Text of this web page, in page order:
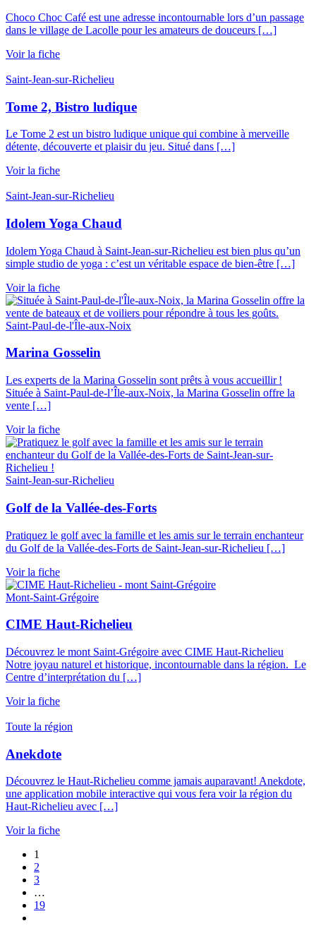
Choco Choc Café est une adresse incontournable lors d’un passage
dans le village de Lacolle pour les amateurs de douceurs […]
Voir la fiche
Saint-Jean-sur-Richelieu
Tome 2, Bistro ludique
Le Tome 2 est un bistro ludique unique qui combine à merveille
détente, découverte et plaisir du jeu. Situé dans […]
Voir la fiche
Saint-Jean-sur-Richelieu
Idolem Yoga Chaud
Idolem Yoga Chaud à Saint-Jean-sur-Richelieu est bien plus qu’un
simple studio de yoga : c’est un véritable espace de bien-être […]
Voir la fiche
Saint-Paul-de-l'Île-aux-Noix
Marina Gosselin
Les experts de la Marina Gosselin sont prêts à vous accueillir !
Située à Saint-Paul-de-l’Île-aux-Noix, la Marina Gosselin offre la
vente […]
Voir la fiche
Saint-Jean-sur-Richelieu
Golf de la Vallée-des-Forts
Pratiquez le golf avec la famille et les amis sur le terrain enchanteur
du Golf de la Vallée-des-Forts de Saint-Jean-sur-Richelieu […]
Voir la fiche
Mont-Saint-Grégoire
CIME Haut-Richelieu
Découvrez le mont Saint-Grégoire avec CIME Haut-Richelieu
Notre joyau naturel et historique, incontournable dans la région. Le
Centre d’interprétation du […]
Voir la fiche
Toute la région
Anekdote
Découvrez le Haut-Richelieu comme jamais auparavant! Anekdote,
une application mobile interactive qui vous fera voir la région du
Haut-Richelieu avec […]
Voir la fiche
1
2
3
…
19